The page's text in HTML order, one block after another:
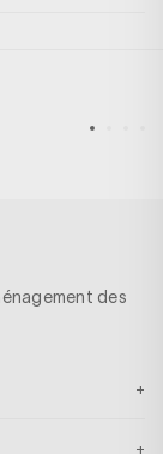
des